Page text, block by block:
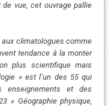
vue, cet ouvrage pallie
climatologues comme
tendance à la monter
plus scientifique mais
» est l’un des 55 qui
enseignements et des
« Géographie physique,